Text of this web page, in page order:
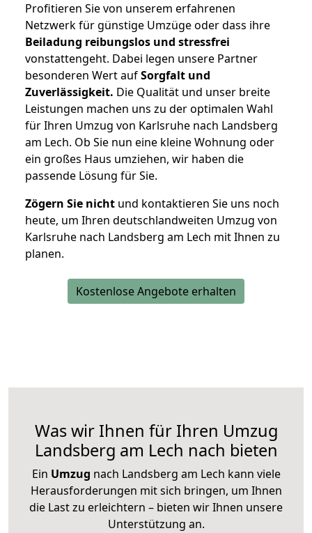
Profitieren Sie von unserem erfahrenen
Netzwerk für günstige Umzüge oder dass ihre
Beiladung reibungslos und stressfrei
vonstattengeht. Dabei legen unsere Partner
besonderen Wert aufSorgfalt und
Zuverlässigkeit. Die Qualität und unser breite
Leistungen machen uns zu der optimalen Wahl
für Ihren Umzug von Karlsruhe nach Landsberg
am Lech. Ob Sie nun eine kleine Wohnung oder
ein großes Haus umziehen, wir haben die
passende Lösung für Sie.
Zögern Sie nicht und kontaktieren Sie uns noch
heute, um Ihren deutschlandweiten Umzug von
Karlsruhe nach Landsberg am Lech mit Ihnen zu
planen.
Kostenlose Angebote erhalten
Was wir Ihnen für Ihren Umzug
Landsberg am Lech nach bieten
Ein Umzug nach Landsberg am Lech kann viele
Herausforderungen mit sich bringen, um Ihnen
die Last zu erleichtern – bieten wir Ihnen unsere
Unterstützung an.